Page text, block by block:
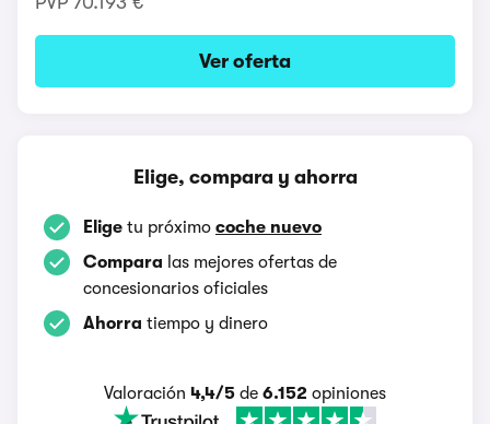
Ver oferta
Elige, compara y ahorra
Elige tu próximo coche nuevo
Compara las mejores ofertas de
concesionarios oficiales
Ahorra tiempo y dinero
Valoración 4,4/5 de 6.152 opiniones